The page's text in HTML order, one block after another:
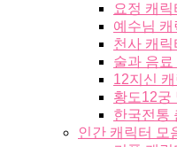
요정 캐
예수님
천사 캐
술과 음
12지신
황도12궁
한국전통
인간 캐릭터 모